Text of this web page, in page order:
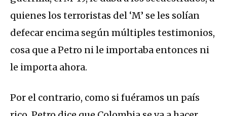
quienes los terroristas del ‘M’ se les solían
defecar encima según múltiples testimonios,
cosa que a Petro ni le importaba entonces ni
le importa ahora.
Por el contrario, como si fuéramos un país